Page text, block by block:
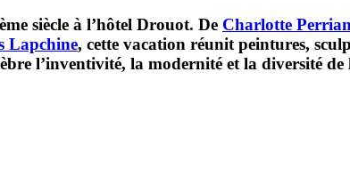
siècle à l’hôtel Drouot. De Charlotte
Lapchine, cette vacation réunit peintures,
l’inventivité, la modernité et la diversité